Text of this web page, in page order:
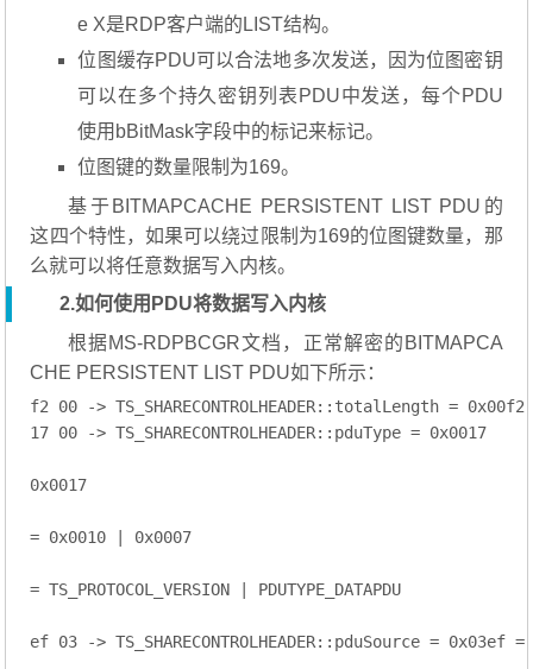
e X是RDP客户端的LIST结构。
位图缓存PDU可以合法地多次发送，因为位图密钥
可以在多个持久密钥列表PDU中发送，每个PDU
使用bBitMask字段中的标记来标记。
位图键的数量限制为169。
基于BITMAPCACHE PERSISTENT LIST PDU的
这四个特性，如果可以绕过限制为169的位图键数量，那
么就可以将任意数据写入内核。
2.如何使用PDU将数据写入内核
根据MS-RDPBCGR文档，正常解密的BITMAPCA
CHE PERSISTENT LIST PDU如下所示：
f2 00 -> TS_SHARECONTROLHEADER::totalLength =
17 00 -> TS_SHARECONTROLHEADER::pduType = 0x0017
0x0017
= 0x0010 | 0x0007
= TS_PROTOCOL_VERSION | PDUTYPE_DATAPDU
ef 03 -> TS_SHARECONTROLHEADER::pduSource = 0x03ef =